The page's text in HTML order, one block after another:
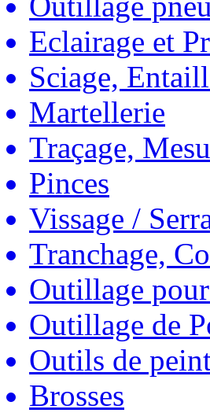
Eclairage et
Sciage,
Martellerie
Traçage,
Pinces
Vissage /
Tranchage,
Outillage
Outillage de
Outils de
Brosses